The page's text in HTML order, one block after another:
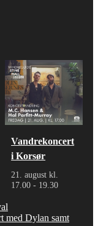
Vandrekoncert
i Korsør
21. august kl.
17.00 - 19.30
med Dylan samt